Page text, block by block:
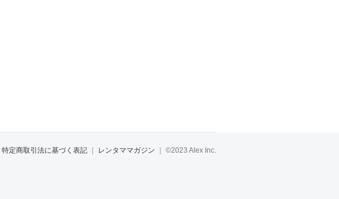
特定商取引法に基づく表記 レンタママガジン ©2023 Alex Inc.